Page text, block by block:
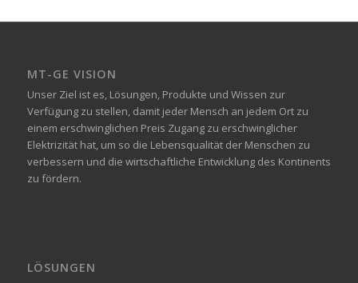
MT-GE VISION
Unser Ziel ist es, Lösungen, Produkte und Wissen zur
Verfügung zu stellen, damit jeder Mensch an jedem Ort zu
einem erschwinglichen Preis Zugang zu erschwinglicher
Elektrizität hat, um so die Lebensqualität der Menschen zu
verbessern und die wirtschaftliche Entwicklung des Kontinents
zu fördern.
LÖSUNGEN